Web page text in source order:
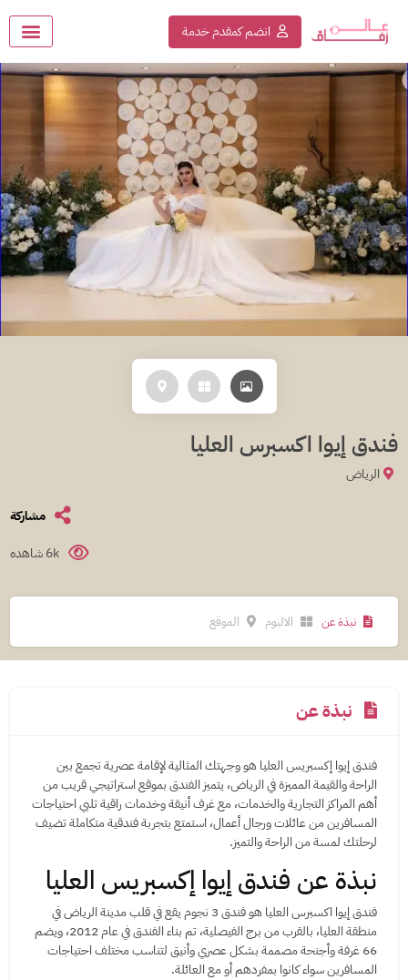
انضم كمقدم خدمة
فندق إيوا اكسبرس العليا
الرياض
مشاركة
6k شاهده
نبذة عن الالبوم الموقع
نبذة عن
فندق إيوا إكسبريس العليا هو وجهتك المثالية لإقامة عصرية تجمع بين
الراحة والقيمة المميزة في الرياض، يتميز الفندق بموقع استراتيجي قريب من
أهم المراكز التجارية والخدمات، مع غرف أنيقة وخدمات راقية تلبي احتياجات
المسافرين من عائلات ورجال أعمال، استمتع بتجربة فندقية متكاملة تضيف
لرحلتك لمسة من الراحة والتميز.
نبذة عن فندق إيوا إكسبريس العليا
فندق إيوا اكسبرس العليا هو فندق 3 نجوم يقع في قلب مدينة الرياض في
منطقة العليا، بالقرب من برج الفيصلية، تم بناء الفندق في عام 2012، ويضم
66 غرفة وأجنحة مصممة بشكل عصري وأنيق لتناسب مختلف احتياجات
المسافرين سواء كانوا بمفردهم أو مع العائلة.